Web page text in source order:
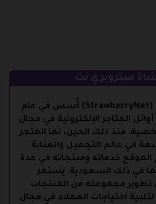
ستروبري نت
متجر “ستروبيري نت” (StrawberryNet) أُسس في عام
أوائل المتاجر الإلكترونية في مجال
منذ ذلك الحين، نما المتجر
في عالم التجميل والعناية
الموقع خدماته ومنتجاته في عدة
في ذلك السعودية. يستمر
مجموعته من المنتجات
احتياجات العملاء في مجال